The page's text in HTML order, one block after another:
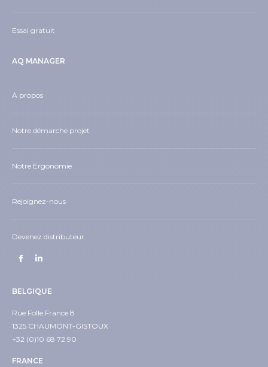
Essai gratuit
AQ MANAGER
À propos
Notre démarche projet
Notre Ergonomie
Rejoignez-nous
Devenez distributeur
BELGIQUE
Rue Folle France 8
1325 CHAUMONT-GISTOUX
+32 (0)10 68 72 90
FRANCE